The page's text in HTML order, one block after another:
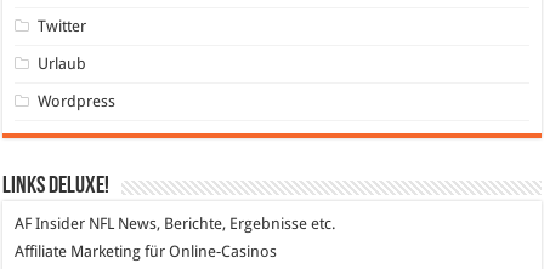
Twitter
Urlaub
Wordpress
Links DeLuXe!
AF Insider NFL News, Berichte, Ergebnisse etc.
Affiliate Marketing für Online-Casinos